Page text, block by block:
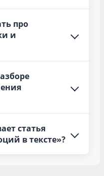
про
и
статья
в тексте»?